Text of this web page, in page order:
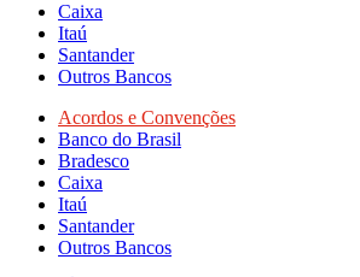
Caixa
Itaú
Santander
Outros Bancos
Acordos e Convenções
Banco do Brasil
Bradesco
Caixa
Itaú
Santander
Outros Bancos